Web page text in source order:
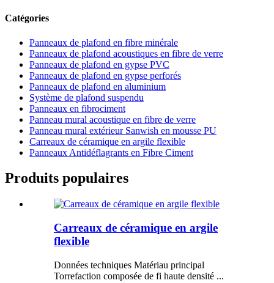
Catégories
Panneaux de plafond en fibre minérale
Panneaux de plafond acoustiques en fibre de verre
Panneaux de plafond en gypse PVC
Panneaux de plafond en gypse perforés
Panneaux de plafond en aluminium
Système de plafond suspendu
Panneaux en fibrociment
Panneau mural acoustique en fibre de verre
Panneau mural extérieur Sanwish en mousse PU
Carreaux de céramique en argile flexible
Panneaux Antidéflagrants en Fibre Ciment
Produits populaires
Carreaux de céramique en argile
flexible
Données techniques Matériau principal
Torrefaction composée de fi haute densité ...